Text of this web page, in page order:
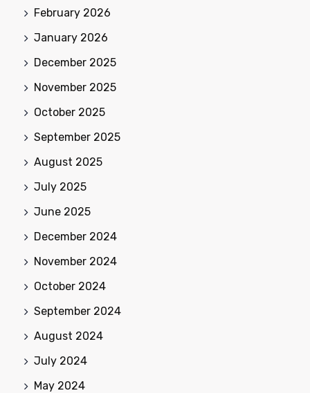
February 2026
January 2026
December 2025
November 2025
October 2025
September 2025
August 2025
July 2025
June 2025
December 2024
November 2024
October 2024
September 2024
August 2024
July 2024
May 2024